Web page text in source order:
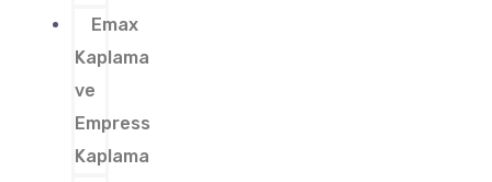
Emax
Kaplama
ve
Empress
Kaplama